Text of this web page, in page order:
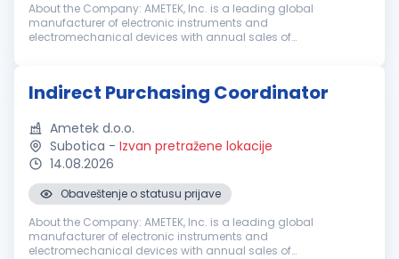
About the Company: AMETEK, Inc. is a leading global
manufacturer of electronic instruments and
electromechanical devices with annual sales of
Indirect Purchasing Coordinator
Ametek d.o.o.
Subotica - Izvan pretražene lokacije
14.08.2026
Obaveštenje o statusu prijave
About the Company: AMETEK, Inc. is a leading global
manufacturer of electronic instruments and
electromechanical devices with annual sales of